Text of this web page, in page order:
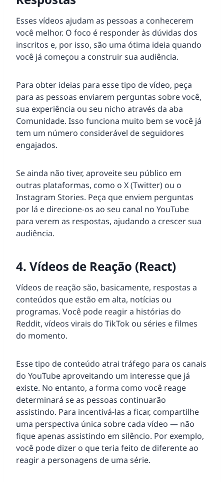
Esses vídeos ajudam as pessoas a conhecerem
você melhor. O foco é responder às dúvidas dos
inscritos e, por isso, são uma ótima ideia quando
você já começou a construir sua audiência.
Para obter ideias para esse tipo de vídeo, peça
para as pessoas enviarem perguntas sobre você,
sua experiência ou seu nicho através da aba
Comunidade. Isso funciona muito bem se você já
tem um número considerável de seguidores
engajados.
Se ainda não tiver, aproveite seu público em
outras plataformas, como o X (Twitter) ou o
Instagram Stories. Peça que enviem perguntas
por lá e direcione-os ao seu canal no YouTube
para verem as respostas, ajudando a crescer sua
audiência.
4. Vídeos de Reação (React)
Vídeos de reação são, basicamente, respostas a
conteúdos que estão em alta, notícias ou
programas. Você pode reagir a histórias do
Reddit, vídeos virais do TikTok ou séries e filmes
do momento.
Esse tipo de conteúdo atrai tráfego para os canais
do YouTube aproveitando um interesse que já
existe. No entanto, a forma como você reage
determinará se as pessoas continuarão
assistindo. Para incentivá-las a ficar, compartilhe
uma perspectiva única sobre cada vídeo — não
fique apenas assistindo em silêncio. Por exemplo,
você pode dizer o que teria feito de diferente ao
reagir a personagens de uma série.